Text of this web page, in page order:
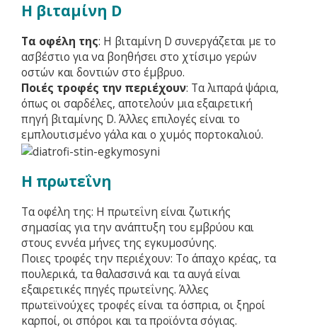
Η βιταμίνη D
Τα οφέλη της: Η βιταμίνη D συνεργάζεται με το
ασβέστιο για να βοηθήσει στο χτίσιμο γερών
οστών και δοντιών στο έμβρυο.
Ποιές τροφές την περιέχουν: Τα λιπαρά ψάρια,
όπως οι σαρδέλες, αποτελούν μια εξαιρετική
πηγή βιταμίνης D. Άλλες επιλογές είναι το
εμπλουτισμένο γάλα και ο χυμός πορτοκαλιού.
Η πρωτεΐνη
Τα οφέλη της: Η πρωτεΐνη είναι ζωτικής
σημασίας για την ανάπτυξη του εμβρύου και
στους εννέα μήνες της εγκυμοσύνης.
Ποιες τροφές την περιέχουν: Το άπαχο κρέας, τα
πουλερικά, τα θαλασσινά και τα αυγά είναι
εξαιρετικές πηγές πρωτεΐνης. Άλλες
πρωτεϊνούχες τροφές είναι τα όσπρια, οι ξηροί
καρποί, οι σπόροι και τα προϊόντα σόγιας.